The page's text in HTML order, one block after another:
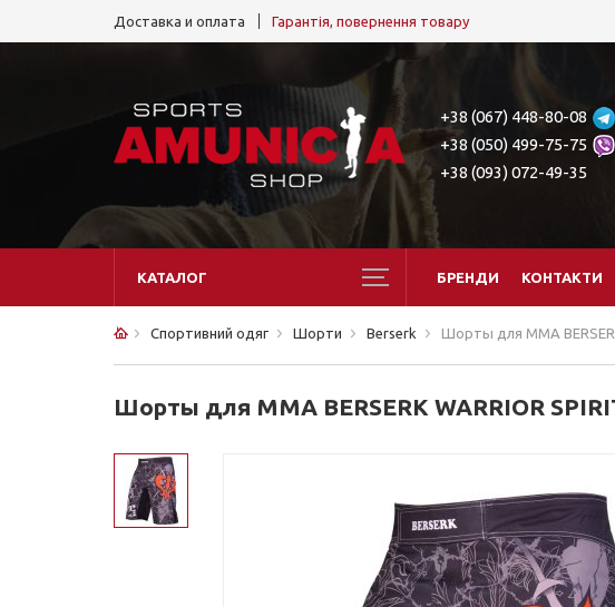
Доставка и оплата Гарантія, повернення товару
+38 (067) 448-80-08
+38 (050) 499-75-75
+38 (093) 072-49-35
КАТАЛОГ БРЕНДИ КОНТАКТИ
Спортивний одяг Шорти Berserk Шорты для MMA
Шорты для MMA BERSERK WARRIOR